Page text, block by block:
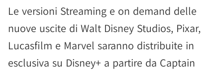
Le versioni Streaming e on demand delle
nuove uscite di Walt Disney Studios, Pixar,
Lucasfilm e Marvel saranno distribuite in
esclusiva su Disney+ a partire da Captain